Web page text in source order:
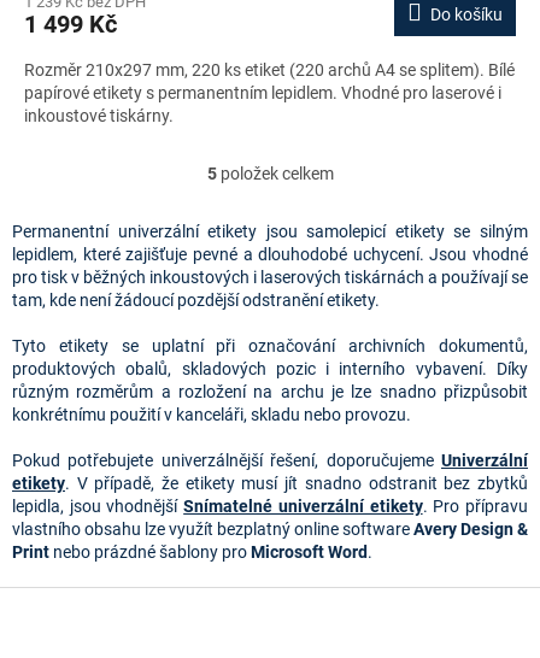
1 499 Kč Do košíku
Rozměr 210x297 mm, 220 ks etiket (220 archů A4 se splitem). Bílé
papírové etikety s permanentním lepidlem. Vhodné pro laserové i
inkoustové tiskárny.
O
l
á
d
a
í
p
r
v
y
v
ý
p
i
u
5položek celkem
Permanentní univerzální etikety jsou samolepicí etikety se silným
lepidlem, které zajišťuje pevné a dlouhodobé uchycení. Jsou vhodné
pro tisk v běžných inkoustových i laserových tiskárnách a používají se
tam, kde není žádoucí pozdější odstranění etikety.
Tyto etikety se uplatní při označování archivních dokumentů,
produktových obalů, skladových pozic i interního vybavení. Díky
různým rozměrům a rozložení na archu je lze snadno přizpůsobit
konkrétnímu použití v kanceláři, skladu nebo provozu.
Pokud potřebujete univerzálnější řešení, doporučujeme Univerzální
etikety. V případě, že etikety musí jít snadno odstranit bez zbytků
lepidla, jsou vhodnějšíSnímatelné univerzální etikety. Pro přípravu
vlastního obsahu lze využít bezplatný online softwareAvery Design &
Print nebo prázdné šablony proMicrosoft Word.